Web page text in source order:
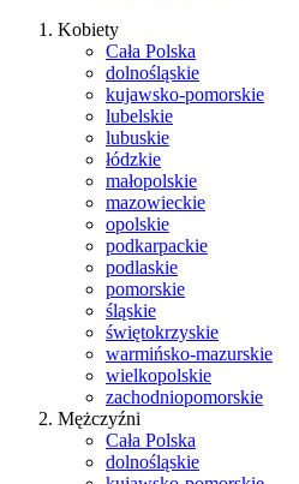
Kobiety
Cała Polska
dolnośląskie
kujawsko-pomorskie
lubelskie
lubuskie
łódzkie
małopolskie
mazowieckie
opolskie
podkarpackie
podlaskie
pomorskie
śląskie
świętokrzyskie
warmińsko-mazurskie
wielkopolskie
zachodniopomorskie
Mężczyźni
Cała Polska
dolnośląskie